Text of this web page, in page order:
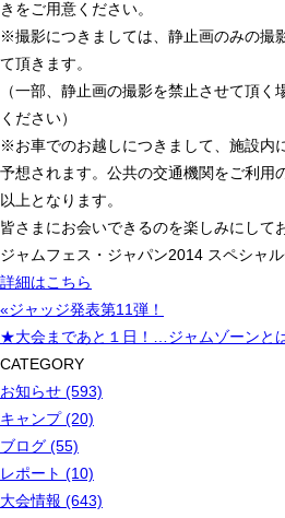
きをご用意ください。
※撮影につきましては、静止画のみの撮
て頂きます。
（一部、静止画の撮影を禁止させて頂
ください）
※お車でのお越しにつきまして、施設内
予想されます。公共の交通機関をご利用
以上となります。
皆さまにお会いできるのを楽しみにして
ジャムフェス・ジャパン2014 スペシャ
詳細はこちら
«ジャッジ発表第11弾！
★大会まであと１日！…ジャムゾーンと
CATEGORY
お知らせ (593)
キャンプ (20)
ブログ (55)
レポート (10)
大会情報 (643)